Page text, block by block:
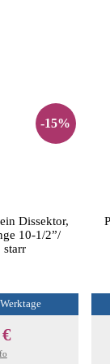
-15%
Dissektor,
10-1/2”/